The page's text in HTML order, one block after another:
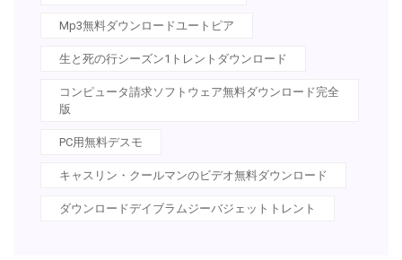
Mp3無料ダウンロードユートピア
生と死の行シーズン1トレントダウンロード
コンピュータ請求ソフトウェア無料ダウンロード完全
版
PC用無料デスモ
キャスリン・クールマンのビデオ無料ダウンロード
ダウンロードデイブラムジーバジェットトレント